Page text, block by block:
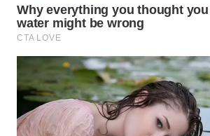
WN
BEKASI
BOGOR
WN